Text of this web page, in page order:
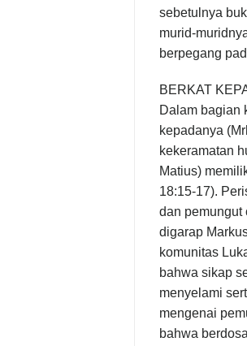
sebetulnya
murid-
berpegang
BERKAT
Dalam bagian
kepadanya
kekeramatan
Matius)
18:15-17).
dan pemungut
digarap
komunitas
bahwa sikap
menyelami
mengenai
bahwa